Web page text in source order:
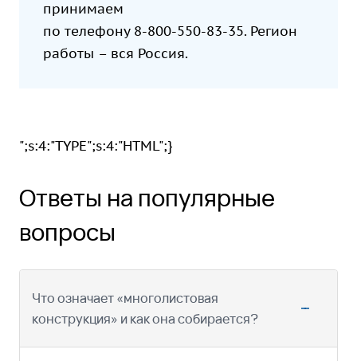
принимаем
по телефону 8-800-550-83-35. Регион
работы – вся Россия.
";s:4:"TYPE";s:4:"HTML";}
Ответы на популярные
вопросы
Что означает «многолистовая
конструкция» и как она собирается?